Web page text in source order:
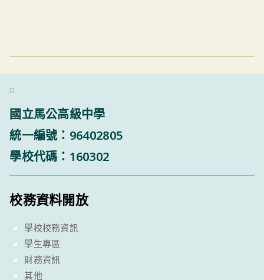
:::
國立馬公高級中學
統一編號：96402805
學校代碼：160302
校務資料開放
學校校務資訊
學生專區
財務資訊
其他